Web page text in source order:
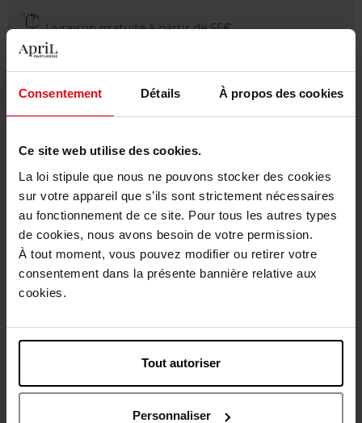
Consentement Détails À propos des cookies
Ce site web utilise des cookies.
La loi stipule que nous ne pouvons stocker des cookies
sur votre appareil que s’ils sont strictement nécessaires
au fonctionnement de ce site. Pour tous les autres types
de cookies, nous avons besoin de votre permission.
À tout moment, vous pouvez modifier ou retirer votre
consentement dans la présente bannière relative aux
cookies.
Tout autoriser
Personnaliser
Livraison gratuite à partir de 55€
Retour gratuit dans votre magasin
Emballage cadeau offert
Description
Conseil d'utilisation
Caractéristiques
Avis client Politique relative aux avis des clients
Vous aimerez peut-être